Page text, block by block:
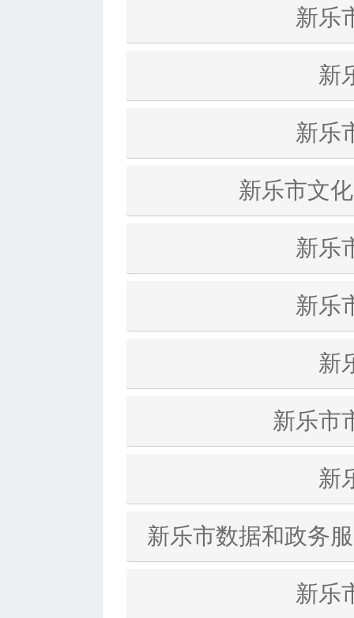
新乐
新
新乐
新乐市文
新乐
新乐
新
新乐市
新
新乐市数据和政务
新乐